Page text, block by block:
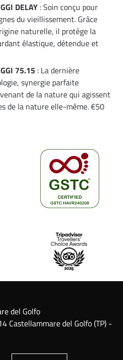
DELAY : Soin conçu pour
du vieillissement. Grâce
naturelle, il protège la
élastique, détendue et
75.15 : La dernière
synergie parfaite
de la nature qui agissent
de la nature elle-même. €50
del Golfo
Castellammare del Golfo (TP) -